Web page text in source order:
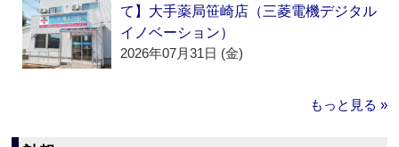
て】大手薬局笹崎店（三菱電機デジタル
イノベーション）
2026年07月31日 (金)
もっと見る »